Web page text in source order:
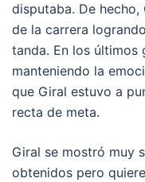
disputaba. De
de la carrera
tanda. En los últimos
manteniendo la
que Giral estuvo a
recta de meta.
Giral se mostró muy
obtenidos pero